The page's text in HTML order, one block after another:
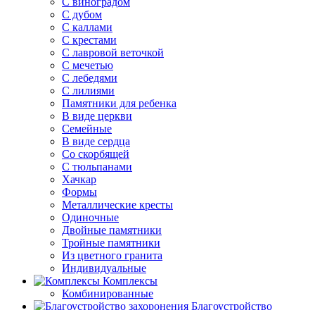
С дубом
С каллами
С крестами
С лавровой веточкой
С мечетью
C лебедями
С лилиями
Памятники для ребенка
В виде церкви
Семейные
В виде сердца
Со скорбящей
С тюльпанами
Хачкар
Формы
Металлические кресты
Одиночные
Двойные памятники
Тройные памятники
Из цветного гранита
Индивидуальные
Комплексы
Комбинированные
Благоустройство